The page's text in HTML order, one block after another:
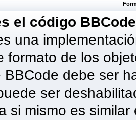
el código
una
formato de los
BBCode debe ser
ser
si mismo es